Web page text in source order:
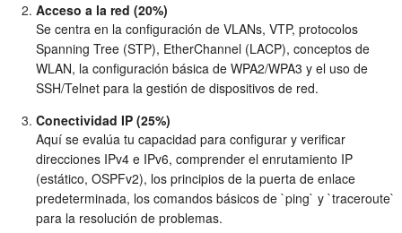
Acceso a la red (20%)
Se centra en la configuración de VLANs, VTP, protocolos
Spanning Tree (STP), EtherChannel (LACP), conceptos de
WLAN, la configuración básica de WPA2/WPA3 y el uso de
SSH/Telnet para la gestión de dispositivos de red.
Conectividad IP (25%)
Aquí se evalúa tu capacidad para configurar y verificar
direcciones IPv4 e IPv6, comprender el enrutamiento IP
(estático, OSPFv2), los principios de la puerta de enlace
predeterminada, los comandos básicos de `ping` y `traceroute`
para la resolución de problemas.